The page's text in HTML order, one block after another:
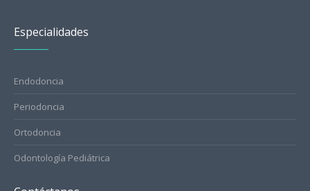
Especialidades
Endodoncia
Periodoncia
Ortodoncia
Odontología Pediátrica